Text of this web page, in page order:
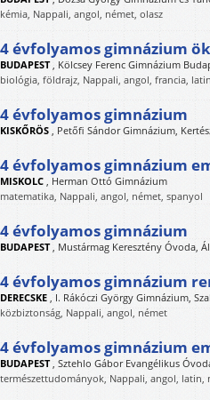
kémia, Nappali, angol, német, olasz
4 évfolyamos gimnázium
BUDAPEST, Kölcsey Ferenc Gimnázium
biológia, földrajz, Nappali, angol, francia,
4 évfolyamos gimnázium
KISKŐRÖS , Petőfi Sándor Gimnázium,
4 évfolyamos gimnázium
MISKOLC , Herman Ottó Gimnázium
matematika, Nappali, angol, német, spanyol
4 évfolyamos gimnázium
BUDAPEST, Mustármag Keresztény Óvoda,
4 évfolyamos gimnázium
DERECSKE , I. Rákóczi György Gimnázium,
közbiztonság, Nappali, angol, német
4 évfolyamos gimnázium
BUDAPEST, Sztehlo Gábor Evangélikus
természettudományok, Nappali, angol, latin,